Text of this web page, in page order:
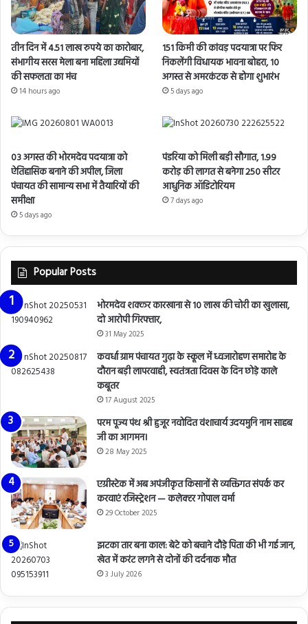
तीन दिन में 4.51 लाख रुपये का कारोबार,
संभागीय सरस मेला बना महिला उद्यमियों
की सफलता का मंच
14 hours ago
151 किमी की कांवड़ पदयात्रा पर फिर
निकलेंगी विधायक भावना बोहरा, 10
अगस्त से अमरकंटक से होगा शुभारंभ
5 days ago
03 अगस्त की भोरमदेव पदयात्रा को
ऐतिहासिक बनाने की अपील, जिला
पंचायत की सामान्य सभा में तैयारियों की
समीक्षा
5 days ago
पंडरिया को मिली बड़ी सौगात, 1.99
करोड़ की लागत से बनेगा 250 सीटर
आधुनिक ऑडिटोरियम
7 days ago
Popular Posts
भोरमदेव शक्कर कारखाना से 10 लाख की चोरी का खुलासा,
दो आरोपी गिरफ्तार,
31 May 2025
कवर्धा ग्राम पंचायत गुढ़ा के स्कूल में ध्वजारोहण समारोह के
दौरान बड़ी लापरवाही, स्वतंत्रता दिवस के दिन छोड़े काले
कबूतर
17 August 2025
परम पूज्य पंथ श्री हुजूर नवोदित वंशाचार्य उदयमुनि नाम साहब
जी का आगमन।
28 May 2025
एग्रीस्टेक में अब अपंजीकृत किसानों से व्यक्तिगत संपर्क कर
करवाएं रजिस्ट्रेशन — कलेक्टर गोपाल वर्मा
29 October 2025
झटका तार बना काल: बेटे को बचाने दौड़े पिता की भी गई जान,
खेत में करंट लगने से दोनों की दर्दनाक मौत
3 July 2026